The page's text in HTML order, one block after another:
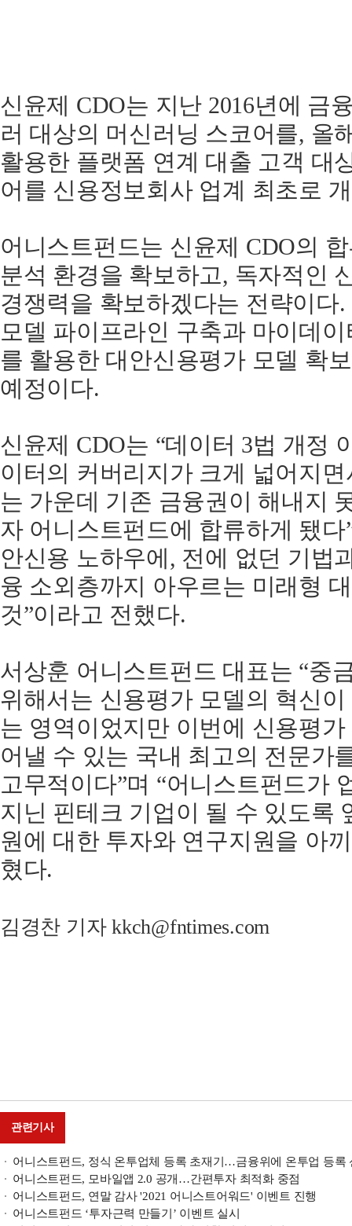
신윤제 CDO는 지난 2016년에 금
러 대상의 머신러닝 스코어를, 올
활용한 플랫폼 연계 대출 고객 대
어를 신용정보회사 업계 최초로
어니스트펀드는 신윤제 CDO의
분석 환경을 확보하고, 독자적인
경쟁력을 확보하겠다는 전략이다
모델 파이프라인 구축과 마이데
를 활용한 대안신용평가 모델 확
예정이다.
신윤제 CDO는 “데이터 3법 개정
이터의 커버리지가 크게 넓어지
는 가운데 기존 금융권이 해내지
자 어니스트펀드에 합류하게 됐
안신용 노하우에, 전에 없던 기법
융 소외층까지 아우르는 미래형
것”이라고 전했다.
서상훈 어니스트펀드 대표는 “중
위해서는 신용평가 모델의 혁신
는 영역이었지만 이번에 신용평
어낼 수 있는 국내 최고의 전문가
고무적이다”며 “어니스트펀드가
지닌 핀테크 기업이 될 수 있도록
원에 대한 투자와 연구지원을 아
혔다.
김경찬 기자 kkch@fntimes.com
관련기사
어니스트펀드, 정식 온투업체 등록 초재기…금융위에 온투업 등록
어니스트펀드, 모바일앱 2.0 공개…간편투자 최적화 중점
어니스트펀드, 연말 감사 '2021 어니스트어워드' 이벤트 진행
어니스트펀드 ‘투자근력 만들기’ 이벤트 실시